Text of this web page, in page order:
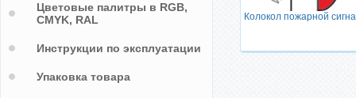
Колокол пожарной
Цветовые палитры в RGB,
CMYK, RAL
Инструкции по эксплуатации
Упаковка товара